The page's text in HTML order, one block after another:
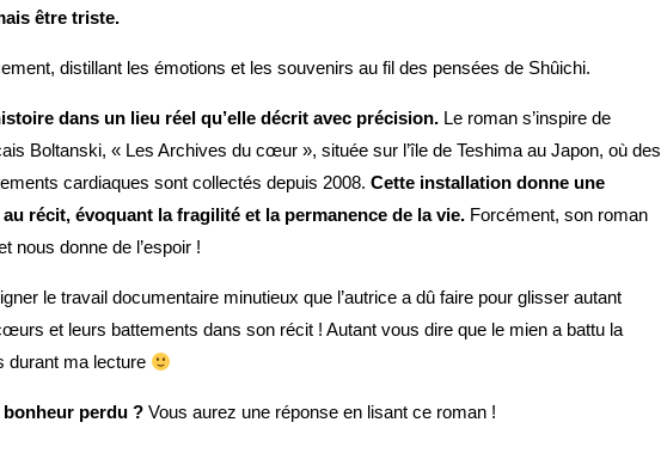
être triste.
distillant les émotions et les souvenirs au fil des pensées de Shûichi.
dans un lieu réel qu’elle décrit avec précision. Le roman s’inspire de
Boltanski, « Les Archives du cœur », située sur l’île de Teshima au Japon, où des
cardiaques sont collectés depuis 2008. Cette installation donne une
récit, évoquant la fragilité et la permanence de la vie. Forcément, son roman
nous donne de l’espoir !
le travail documentaire minutieux que l’autrice a dû faire pour glisser autant
et leurs battements dans son récit ! Autant vous dire que le mien a battu la
durant ma lecture
perdu ? Vous aurez une réponse en lisant ce roman !